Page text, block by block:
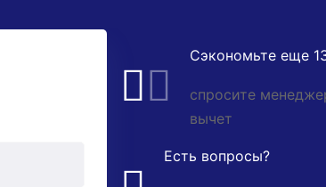
Сэкономьте еще
спросите
вычет
Есть вопросы?